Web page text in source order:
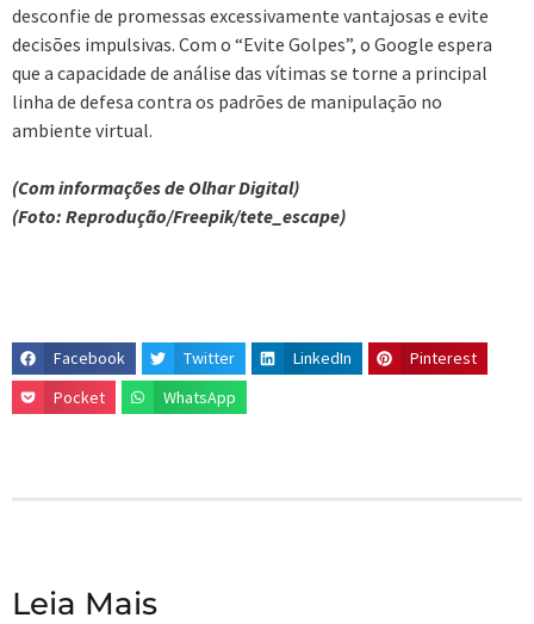
desconfie de promessas excessivamente vantajosas e evite
decisões impulsivas. Com o “Evite Golpes”, o Google espera
que a capacidade de análise das vítimas se torne a principal
linha de defesa contra os padrões de manipulação no
ambiente virtual.
(Com informações de Olhar Digital)
(Foto: Reprodução/Freepik/tete_escape)
Facebook Twitter LinkedIn
Pinterest
Pocket
WhatsApp
Leia Mais